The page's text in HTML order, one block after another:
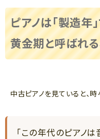
ピアノは「製造年
黄金期と呼ばれ
中古ピアノを見ていると、時
「この年代のピアノは